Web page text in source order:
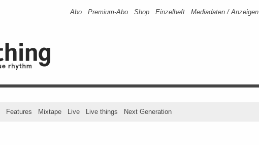
Abo Premium-Abo Shop Einzelheft Mediadaten / Anzeigen
Features Mixtape Live Live things Next Generation